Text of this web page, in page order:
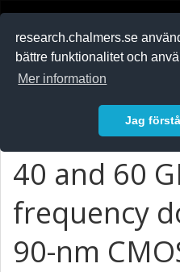
research.chalmers.se
bättre funktionalitet och
Mer information
Jag
40 and 60
frequency
90-nm